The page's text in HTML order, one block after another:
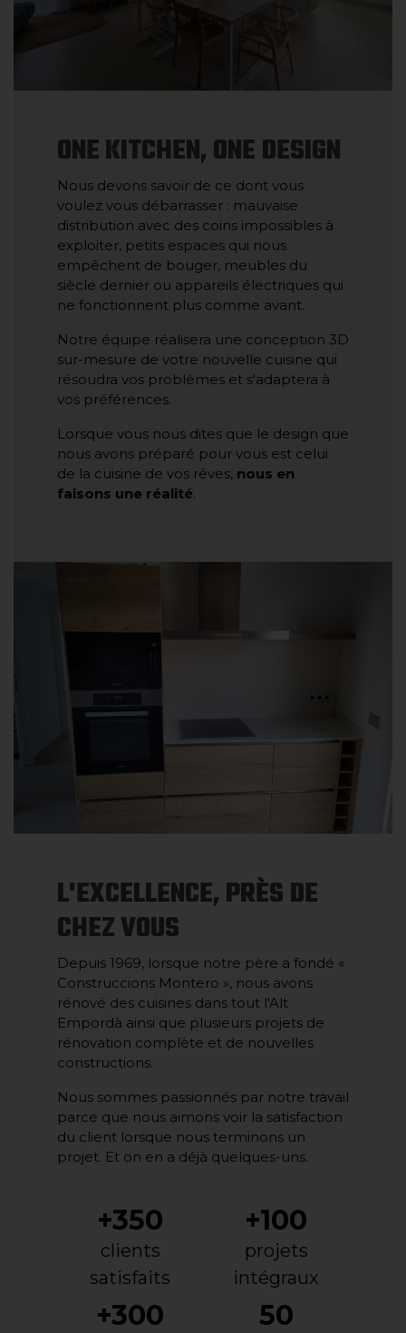
ONE KITCHEN, ONE DESIGN
Nous devons savoir de ce dont vous
voulez vous débarrasser : mauvaise
distribution avec des coins impossibles à
exploiter, petits espaces qui nous
empêchent de bouger, meubles du
siècle dernier ou appareils électriques qui
ne fonctionnent plus comme avant.
Notre équipe réalisera une conception 3D
sur-mesure de votre nouvelle cuisine qui
résoudra vos problèmes et s'adaptera à
vos préférences.
Lorsque vous nous dites que le design que
nous avons préparé pour vous est celui
de la cuisine de vos rêves, nous en
faisons une réalité.
L'EXCELLENCE, PRÈS DE
CHEZ VOUS
Depuis 1969, lorsque notre père a fondé «
Construccions Montero », nous avons
rénové des cuisines dans tout l'Alt
Empordà ainsi que plusieurs projets de
rénovation complète et de nouvelles
constructions.
Nous sommes passionnés par notre travail
parce que nous aimons voir la satisfaction
du client lorsque nous terminons un
projet. Et on en a déjà quelques-uns.
+350
clients
satisfaits
+100
projets
intégraux
+300 50